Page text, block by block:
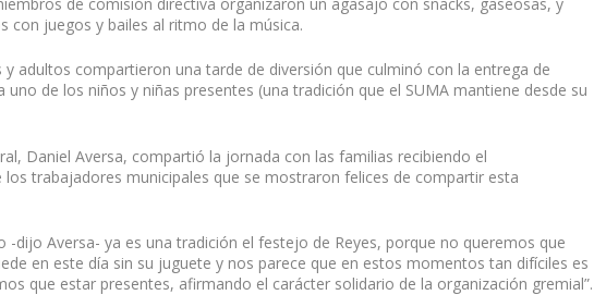
con juegos y bailes al ritmo de la música.
y adultos compartieron una tarde de diversión que culminó con la entrega de
uno de los niños y niñas presentes (una tradición que el SUMA mantiene desde su
Daniel Aversa, compartió la jornada con las familias recibiendo el
los trabajadores municipales que se mostraron felices de compartir esta
-dijo Aversa- ya es una tradición el festejo de Reyes, porque no queremos que
en este día sin su juguete y nos parece que en estos momentos tan difíciles es
que estar presentes, afirmando el carácter solidario de la organización gremial”.